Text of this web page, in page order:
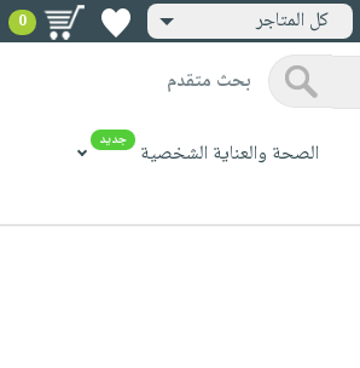
كل المتاجر 0
بحث متقدم
الصحة والعناية الشخصية جديد